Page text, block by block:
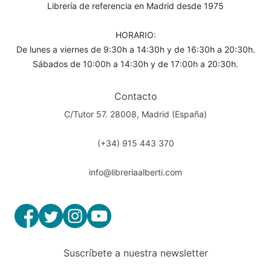
Librería de referencia en Madrid desde 1975
HORARIO:
De lunes a viernes de 9:30h a 14:30h y de 16:30h a 20:30h.
Sábados de 10:00h a 14:30h y de 17:00h a 20:30h.
Contacto
C/Tutor 57. 28008, Madrid (España)
(+34) 915 443 370
info@libreriaalberti.com
Suscríbete a nuestra newsletter